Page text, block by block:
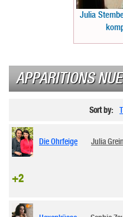
Julia
APPARITIONS
Sort by:
Die Ohrfeige Julia
+2